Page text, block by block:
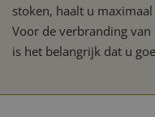
stoken, haalt u
Voor de verbranding
is het belangrijk dat u